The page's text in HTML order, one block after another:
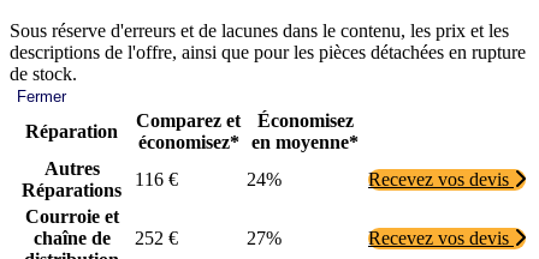
Sous réserve d'erreurs et de lacunes dans le contenu, les prix et les
descriptions de l'offre, ainsi que pour les pièces détachées en rupture
de stock.
Fermer
Réparation
Comparez et
économisez*
Économisez
en moyenne*
Autres
Réparations
116 € 24%
Recevez vos devis
Courroie et
chaîne de
252 € 27% Recevez vos devis